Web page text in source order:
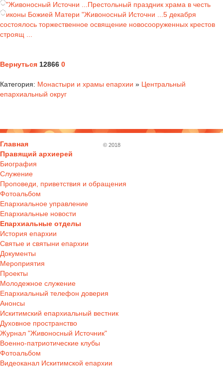
"Живоносный Источни ... Престольный праздник храма в честь
иконы Божией Матери "Живоносный Источни ... 5 декабря
состоялось торжественное освящение новосооруженных крестов
строящ ...
Вернуться 12866 0
Категория: Монастыри и храмы епархии » Центральный
епархиальный округ
Главная
Правящий архиерей
Биография
Служение
Проповеди, приветствия и обращения
Фотоальбом
Епархиальное управление
Епархиальные новости
Епархиальные отделы
История епархии
Святые и святыни епархии
Документы
Мероприятия
Проекты
Молодежное служение
Епархиальный телефон доверия
Анонсы
Искитимский епархиальный вестник
Духовное пространство
Журнал "Живоносный Источник"
Военно-патриотические клубы
Фотоальбом
Видеоканал Искитимской епархии
© 2018